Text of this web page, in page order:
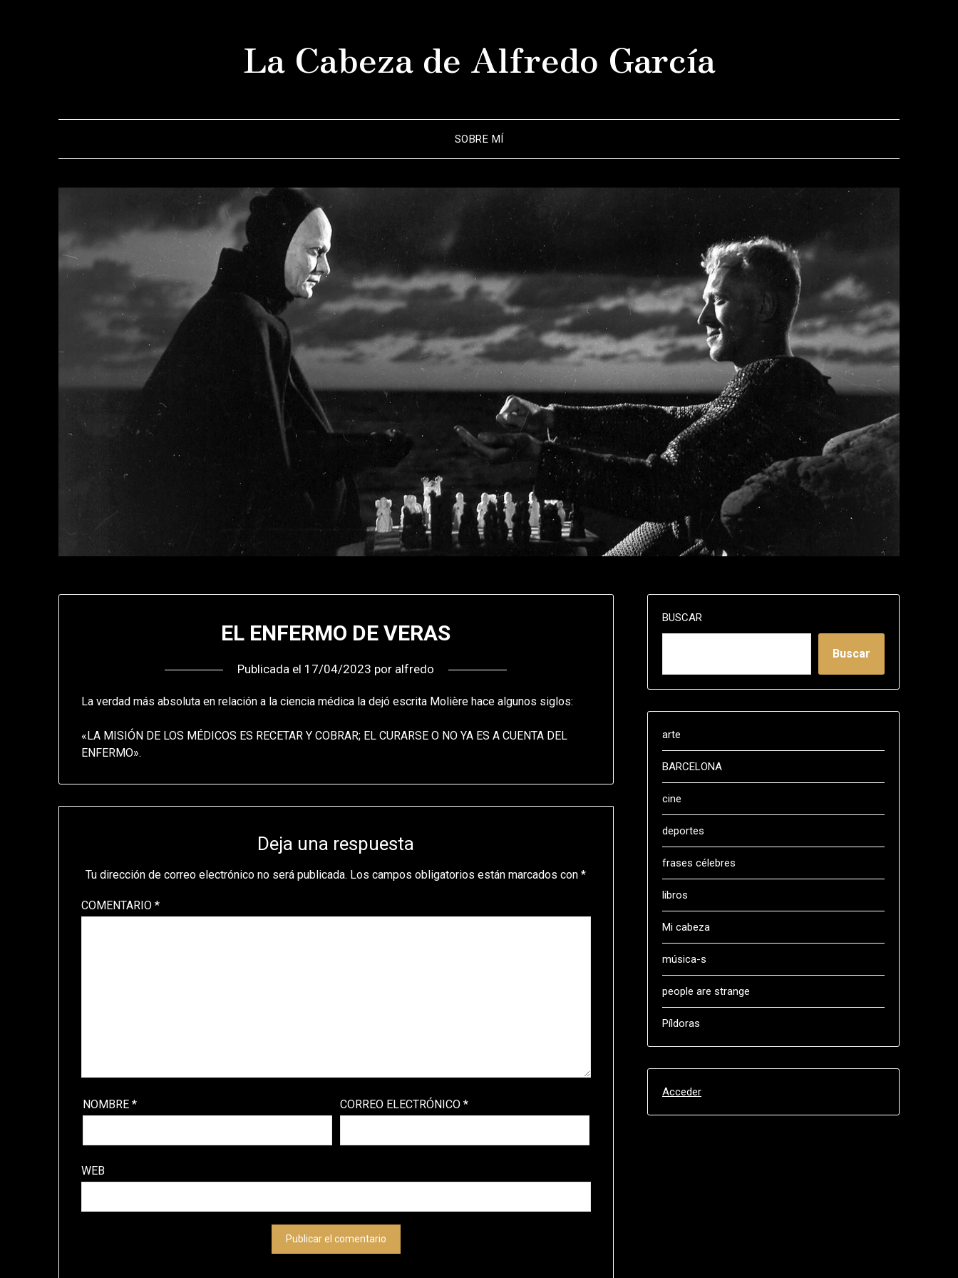
La Cabeza de Alfredo García
SOBRE MÍ
EL ENFERMO DE VERAS
Publicada el 17/04/2023 por alfredo
La verdad más absoluta en relación a la ciencia médica la dejó escrita Molière hace algunos siglos:
«LA MISIÓN DE LOS MÉDICOS ES RECETAR Y COBRAR; EL CURARSE O NO YA ES A CUENTA DEL
ENFERMO».
Deja una respuesta
Tu dirección de correo electrónico no será publicada. Los campos obligatorios están marcados con*
COMENTARIO*
NOMBRE * CORREO ELECTRÓNICO *
WEB
BUSCAR
Buscar
arte
BARCELONA
cine
deportes
frases célebres
libros
Mi cabeza
música-s
people are strange
Píldoras
Acceder